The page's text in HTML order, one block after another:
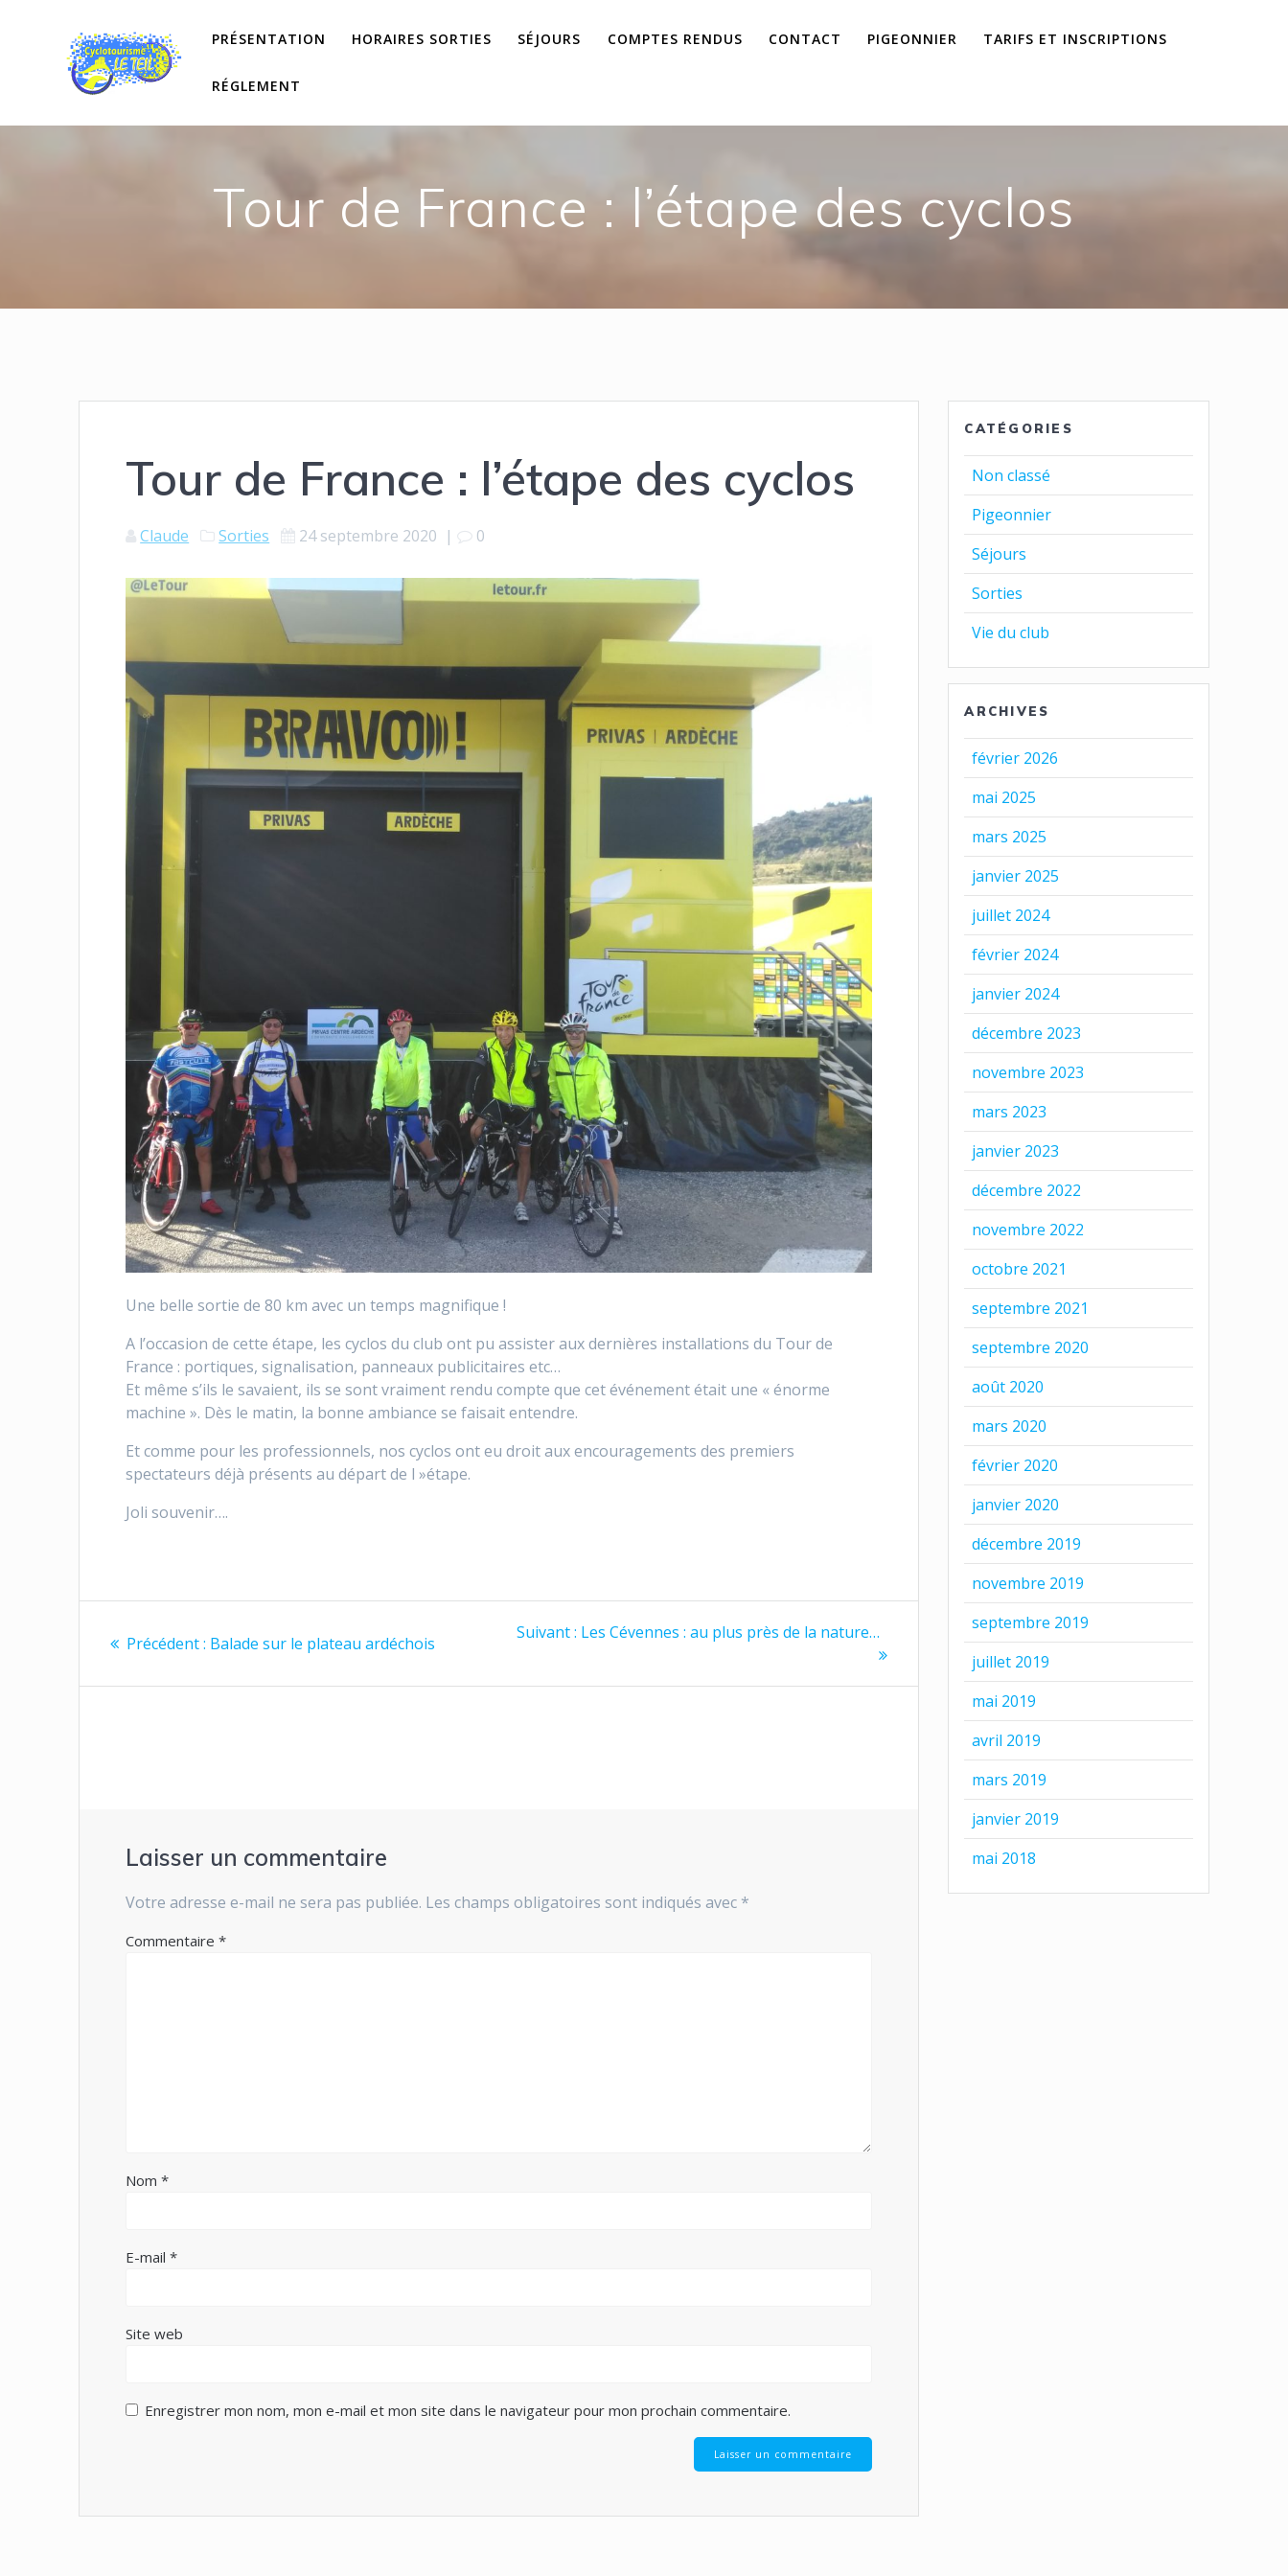
PRÉSENTATION HORAIRES SORTIES SÉJOURS COMPTES RENDUS CONTACT PIGEONNIER TARIFS ET INSCRIPTIONS
RÉGLEMENT
Tour de France : l’étape des cyclos
Tour de France : l’étape des cyclos
Claude Sorties 24 septembre 2020 | 0
Une belle sortie de 80 km avec un temps magnifique !
A l’occasion de cette étape, les cyclos du club ont pu assisteraux dernières installations du Tour de
France : portiques, signalisation, panneaux publicitaires etc…
Et même s’ils le savaient, ils se sont vraiment rendu compte que cet événement était une « énorme
machine ». Dès le matin, la bonne ambiance se faisait entendre.
Et comme pour les professionnels, nos cyclos ont eu droit aux encouragements des premiers
spectateurs déjà présents au départ de l »étape.
Joli souvenir….
Précédent : Article
:
Balade sur le plateau ardéchois
Suivant : Article
Les Cévennes : au plus près de la nature…
Laisser un commentaire
Votre adresse e-mail ne sera pas publiée. Les champs obligatoires sont indiqués avec *
Commentaire*
Nom*
E-mail*
Site web
Enregistrer mon nom, mon e-mail et mon site dans le navigateur pour mon prochain commentaire.
CATÉGORIES
Non classé
Pigeonnier
Séjours
Sorties
Vie du club
ARCHIVES
février 2026
mai 2025
mars 2025
janvier 2025
juillet 2024
février 2024
janvier 2024
décembre 2023
novembre 2023
mars 2023
janvier 2023
décembre 2022
novembre 2022
octobre 2021
septembre 2021
septembre 2020
août 2020
mars 2020
février 2020
janvier 2020
décembre 2019
novembre 2019
septembre 2019
juillet 2019
mai 2019
avril 2019
mars 2019
janvier 2019
mai 2018